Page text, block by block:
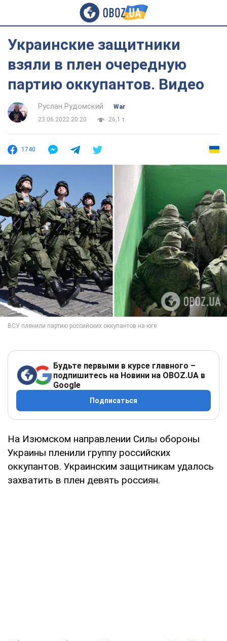
Украинские защитники
взяли в плен очередную
партию оккупантов. Видео
Руслан Рудомский
War
23.06.2022 20:20
26,1 т.
1740
Будьте первыми в курсе главного –
подпишитесь на Новини на OBOZ.UA в
Google
Подписаться
На Изюмском направлении Силы обороны
Украины пленили группу российских
оккупантов. Украинским защитникам удалось
захватить в плен девять россиян.